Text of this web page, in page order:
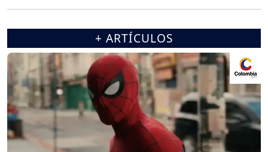
+ ARTÍCULOS